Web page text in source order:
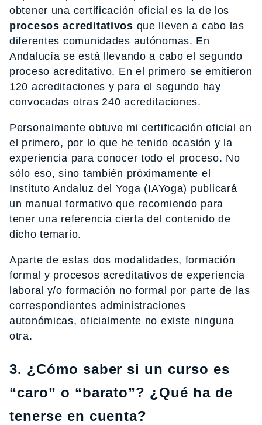
obtener una certificación oficial es la de los
procesos acreditativos que lleven a cabo las
diferentes comunidades autónomas. En
Andalucía se está llevando a cabo el segundo
proceso acreditativo. En el primero se emitieron
120 acreditaciones y para el segundo hay
convocadas otras 240 acreditaciones.
Personalmente obtuve mi certificación oficial en
el primero, por lo que he tenido ocasión y la
experiencia para conocer todo el proceso. No
sólo eso, sino también próximamente el
Instituto Andaluz del Yoga (IAYoga) publicará
un manual formativo que recomiendo para
tener una referencia cierta del contenido de
dicho temario.
Aparte de estas dos modalidades, formación
formal y procesos acreditativos de experiencia
laboral y/o formación no formal por parte de las
correspondientes administraciones
autonómicas, oficialmente no existe ninguna
otra.
3. ¿Cómo saber si un curso es
“caro” o “barato”? ¿Qué ha de
tenerse en cuenta?